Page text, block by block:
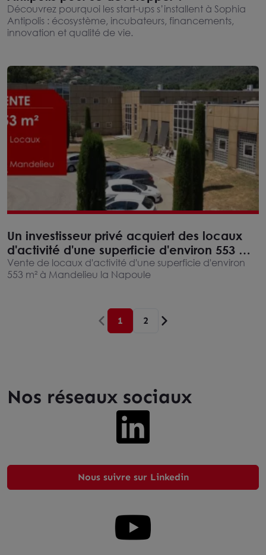
Découvrez pourquoi les start-ups s’installent à Sophia
Antipolis : écosystème, incubateurs, financements,
innovation et qualité de vie.
Un investisseur privé acquiert des locaux
d'activité d'une superficie d'environ 553 m²
situés à Mandelieu Technology Center à
Mandelieu la Napoule
Vente de locaux d'activité d'une superficie d'environ
553 m² à Mandelieu la Napoule
1 2
Nos réseaux sociaux
Nous suivre sur Linkedin